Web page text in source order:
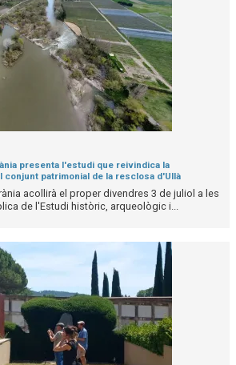
presenta l'estudi que reivindica la
patrimonial de la resclosa d'Ullà
acollirà el proper divendres 3 de juliol a les
de l'Estudi històric, arqueològic i...